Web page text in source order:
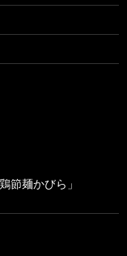
節麺かびら」